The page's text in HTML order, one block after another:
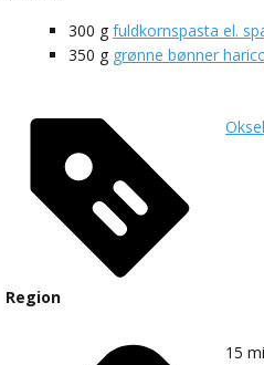
300 g fuldkornspasta el.
350 g grønne bønner
Region
15